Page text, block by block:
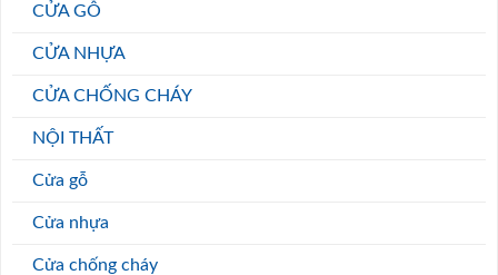
CỬA GỖ
CỬA NHỰA
CỬA CHỐNG CHÁY
NỘI THẤT
Cửa gỗ
Cửa nhựa
Cửa chống cháy